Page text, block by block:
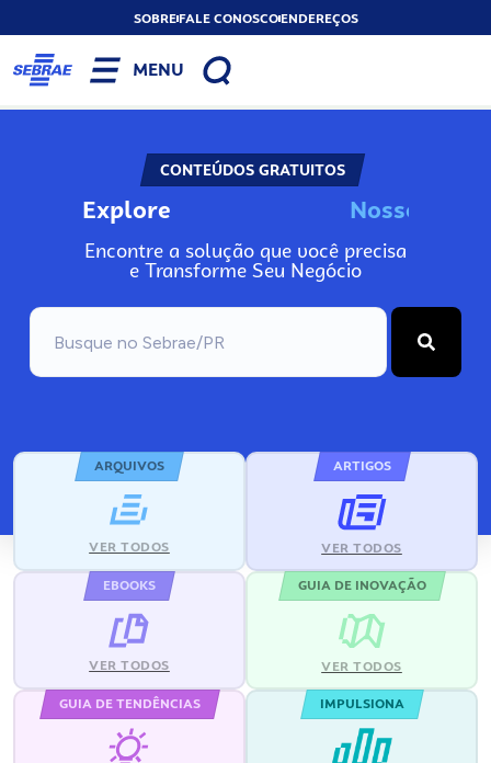
SOBREFALE CONOSCOENDEREÇOS
MENU
CONTEÚDOS GRATUITOS
Explore Nosso
Encontre a solução que você precisa
e Transforme Seu Negócio
ARQUIVOS
VER TODOS
ARTIGOS
VER TODOS
EBOOKS
VER TODOS
GUIA DE INOVAÇÃO
VER TODOS
GUIA DE TENDÊNCIAS IMPULSIONA